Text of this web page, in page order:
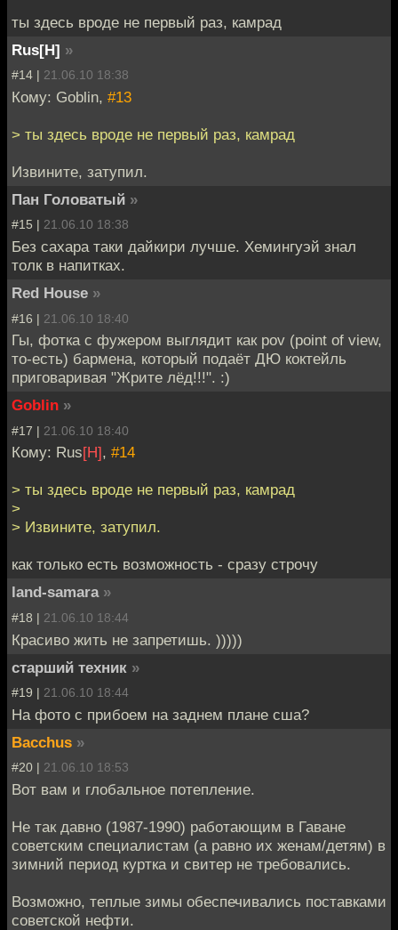
ты здесь вроде не первый раз, камрад
Rus[H] »
#14 | 21.06.10 18:38
Кому: Goblin, #13
> ты здесь вроде не первый раз, камрад
Извините, затупил.
Пан Головатый »
#15 | 21.06.10 18:38
Без сахара таки дайкири лучше. Хемингуэй знал
толк в напитках.
Red House »
#16 | 21.06.10 18:40
Гы, фотка с фужером выглядит как pov (point of view,
то-есть) бармена, который подаёт ДЮ коктейль
приговаривая "Жрите лёд!!!". :)
Goblin »
#17 | 21.06.10 18:40
Кому: Rus[H], #14
> ты здесь вроде не первый раз, камрад
>
> Извините, затупил.
как только есть возможность - сразу строчу
land-samara »
#18 | 21.06.10 18:44
Красиво жить не запретишь. )))))
старший техник »
#19 | 21.06.10 18:44
На фото с прибоем на заднем плане сша?
Bacchus »
#20 | 21.06.10 18:53
Вот вам и глобальное потепление.
Не так давно (1987-1990) работающим в Гаване
советским специалистам (а равно их женам/детям) в
зимний период куртка и свитер не требовались.
Возможно, теплые зимы обеспечивались поставками
советской нефти.